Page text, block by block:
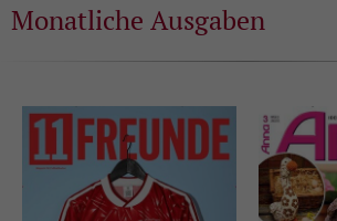
Monatliche Ausgaben